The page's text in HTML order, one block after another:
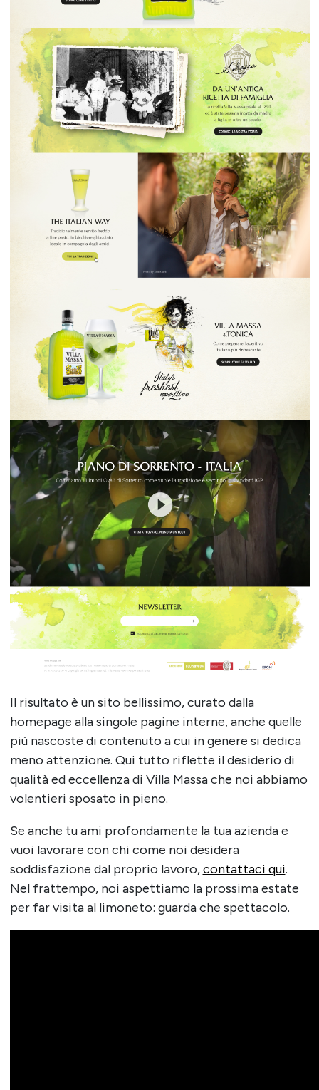
Il risultato è un sito bellissimo, curato dalla
homepage alla singole pagine interne, anche quelle
più nascoste di contenuto a cui in genere si dedica
meno attenzione. Qui tutto riflette il desiderio di
qualità ed eccellenza di Villa Massa che noi abbiamo
volentieri sposato in pieno.
Se anche tu ami profondamente la tua azienda e
vuoi lavorare con chi come noi desidera
soddisfazione dal proprio lavoro,contattaci qui.
Nel frattempo, noi aspettiamo la prossima estate
per far visita al limoneto: guarda che spettacolo.